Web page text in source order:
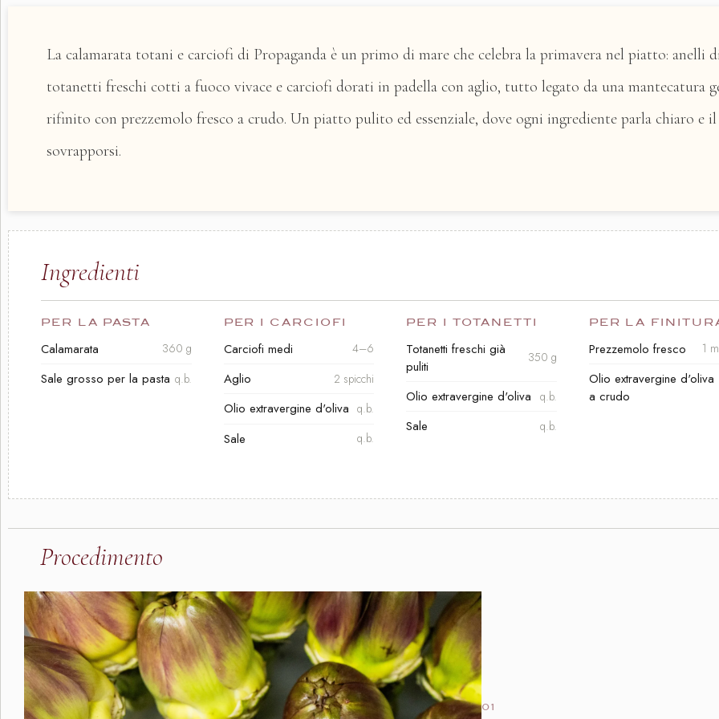
La calamarata totani e carciofi di Propaganda è un primo di mare che celebra la primavera nel piatto: anelli
totanetti freschi cotti a fuoco vivace e carciofi dorati in padella con aglio, tutto legato da una mantecatura
rifinito con prezzemolo fresco a crudo. Un piatto pulito ed essenziale, dove ogni ingrediente parla chiaro e
sovrapporsi.
Ingredienti
PER LA PASTA
Calamarata 360 g
Sale grosso per la pasta q.b.
PER I CARCIOFI
Carciofi medi 4–6
Aglio 2 spicchi
Olio extravergine d'oliva q.b.
Sale q.b.
PER I TOTANETTI
Totanetti freschi già
puliti
350 g
Olio extravergine d'oliva q.b.
Sale q.b.
PER LA
Prezzemolo fresco 1
Olio extravergine d'oliva
a crudo
Procedimento
01